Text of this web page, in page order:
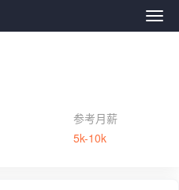
远
参考月薪
5k-10k